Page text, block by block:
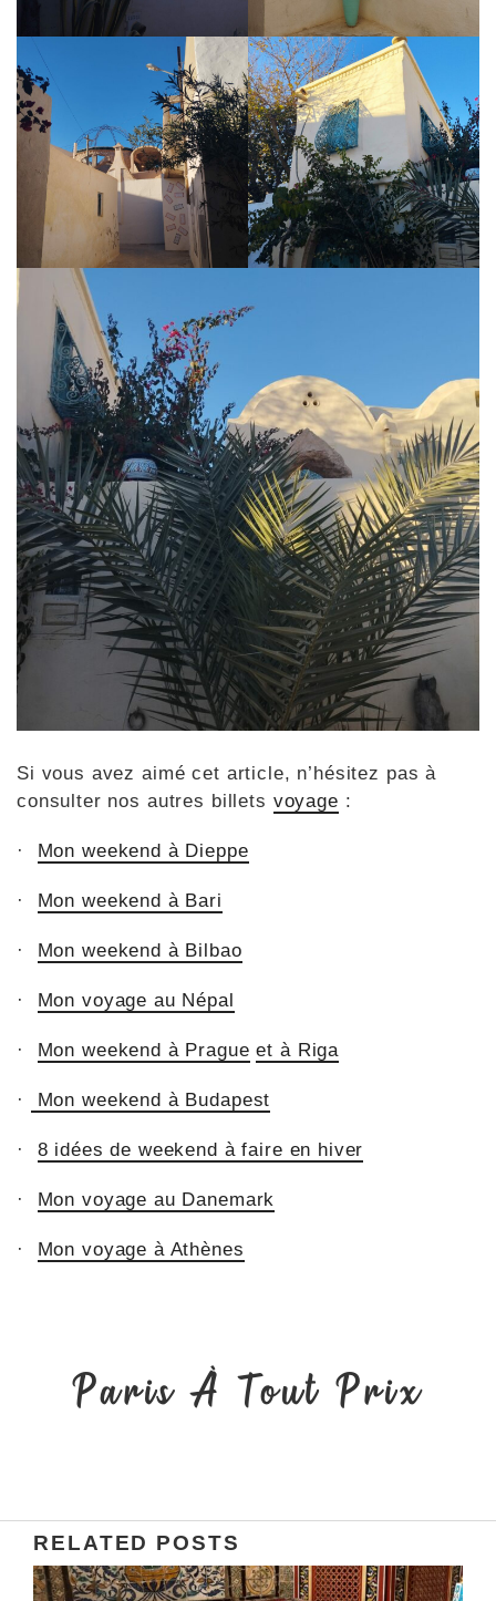
Si vous avez aimé cet article, n’hésitez pas à
consulter nos autres billets voyage :
· Mon weekend à Dieppe
· Mon weekend à Bari
· Mon weekend à Bilbao
· Mon voyage au Népal
· Mon weekend à Prague et à Riga
· Mon weekend à Budapest
· 8 idées de weekend à faire en hiver
· Mon voyage au Danemark
· Mon voyage à Athènes
Paris À Tout Prix
RELATED POSTS